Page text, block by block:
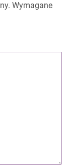
Wymagane